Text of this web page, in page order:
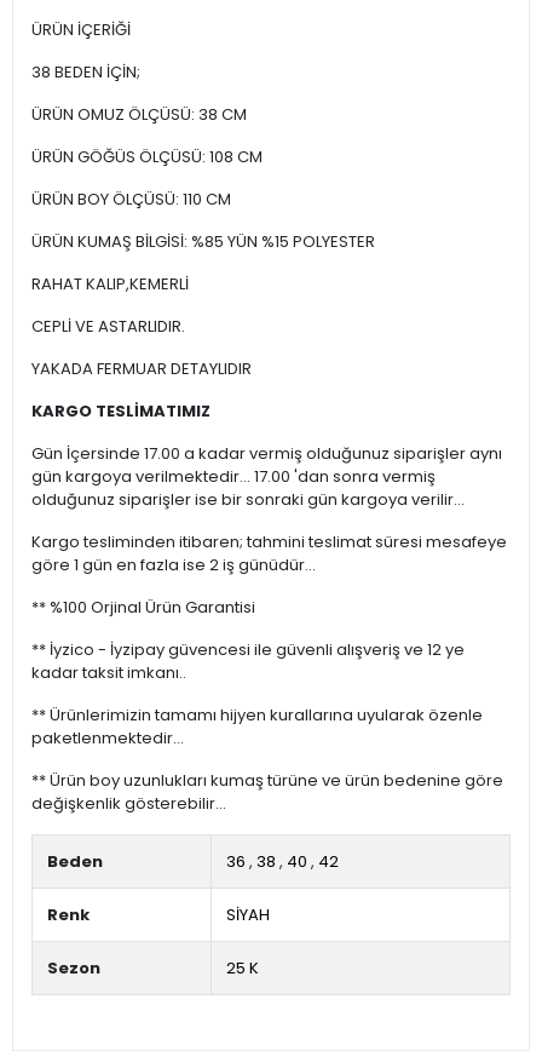
ÜRÜN İÇERİĞİ
38 BEDEN İÇİN;
ÜRÜN OMUZ ÖLÇÜSÜ: 38 CM
ÜRÜN GÖĞÜS ÖLÇÜSÜ: 108 CM
ÜRÜN BOY ÖLÇÜSÜ: 110 CM
ÜRÜN KUMAŞ BİLGİSİ: %85 YÜN %15 POLYESTER
RAHAT KALIP,KEMERLİ
CEPLİ VE ASTARLIDIR.
YAKADA FERMUAR DETAYLIDIR
KARGO TESLİMATIMIZ
Gün İçersinde 17.00 a kadar vermiş olduğunuz siparişler aynı
gün kargoya verilmektedir... 17.00 'dan sonra vermiş
olduğunuz siparişler ise bir sonraki gün kargoya verilir...
Kargo tesliminden itibaren; tahmini teslimat süresi mesafeye
göre 1 gün en fazla ise 2 iş günüdür...
** %100 Orjinal Ürün Garantisi
** İyzico - İyzipay güvencesi ile güvenli alışveriş ve 12 ye
kadar taksit imkanı..
** Ürünlerimizin tamamı hijyen kurallarına uyularak özenle
paketlenmektedir...
** Ürün boy uzunlukları kumaş türüne ve ürün bedenine göre
değişkenlik gösterebilir...
Beden 36 , 38 , 40 , 42
Renk SİYAH
Sezon 25 K